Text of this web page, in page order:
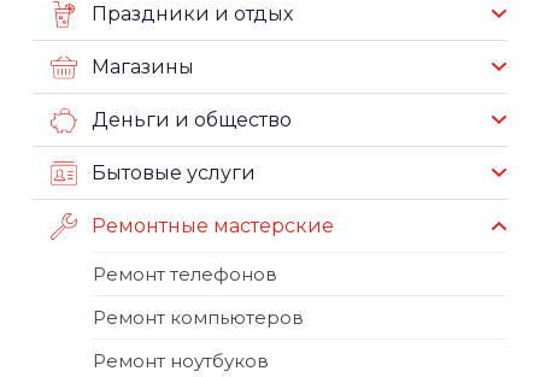
Праздники и отдых
Магазины
Деньги и общество
Бытовые услуги
Ремонтные мастерские
Ремонт телефонов
Ремонт компьютеров
Ремонт ноутбуков